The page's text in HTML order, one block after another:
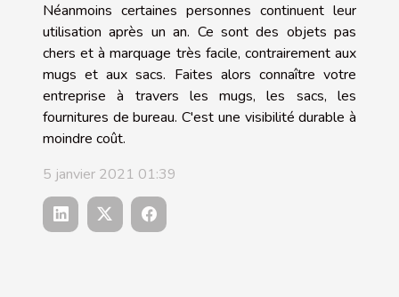
Néanmoins certaines personnes continuent leur
utilisation après un an. Ce sont des objets pas
chers et à marquage très facile, contrairement aux
mugs et aux sacs. Faites alors connaître votre
entreprise à travers les mugs, les sacs, les
fournitures de bureau. C'est une visibilité durable à
moindre coût.
5 janvier 2021 01:39